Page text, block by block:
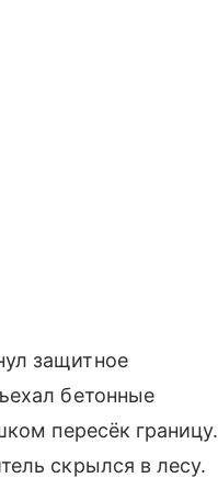
защитное
бетонные
пересёк границу.
скрылся в лесу.